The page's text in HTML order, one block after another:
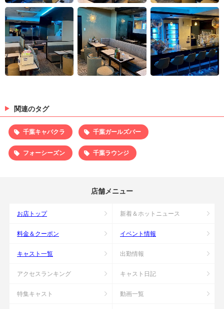
関連のタグ
千葉キャバクラ 千葉ガールズバー
フォーシーズン 千葉ラウンジ
店舗メニュー
お店トップ 新着＆ホットニュース
料金＆クーポン イベント情報
キャスト一覧 出勤情報
アクセスランキング キャスト日記
特集キャスト 動画一覧